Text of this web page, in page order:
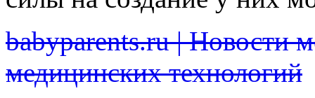
babyparents.ru | Новости
медицинских технологий